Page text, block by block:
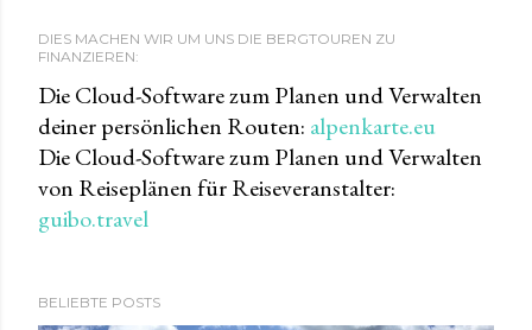
DIES MACHEN WIR UM UNS DIE BERGTOUREN ZU
FINANZIEREN:
Die Cloud-Software zum Planen und Verwalten
deiner persönlichen Routen: alpenkarte.eu
Die Cloud-Software zum Planen und Verwalten
von Reiseplänen für Reiseveranstalter:
guibo.travel
BELIEBTE POSTS